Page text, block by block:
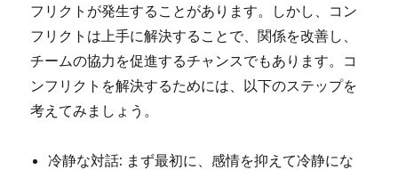
フリクトが発生することがあります。しかし、コン
フリクトは上手に解決することで、関係を改善し、
チームの協力を促進するチャンスでもあります。コ
ンフリクトを解決するためには、以下のステップを
考えてみましょう。
冷静な対話: まず最初に、感情を抑えて冷静にな